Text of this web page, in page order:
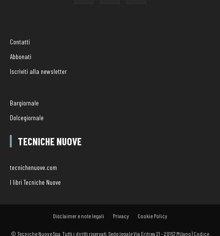
Contatti
Abbonati
Iscriviti alla newsletter
Bargiornale
Dolcegiornale
TECNICHE NUOVE
tecnichenuove.com
I libri Tecniche Nuove
Disclaimer e note legali Privacy Cookie Policy
© Tecniche Nuove Spa. Tutti i diritti riservati. Sede legale Via Eritrea 21 - 20157 Milano | Codice